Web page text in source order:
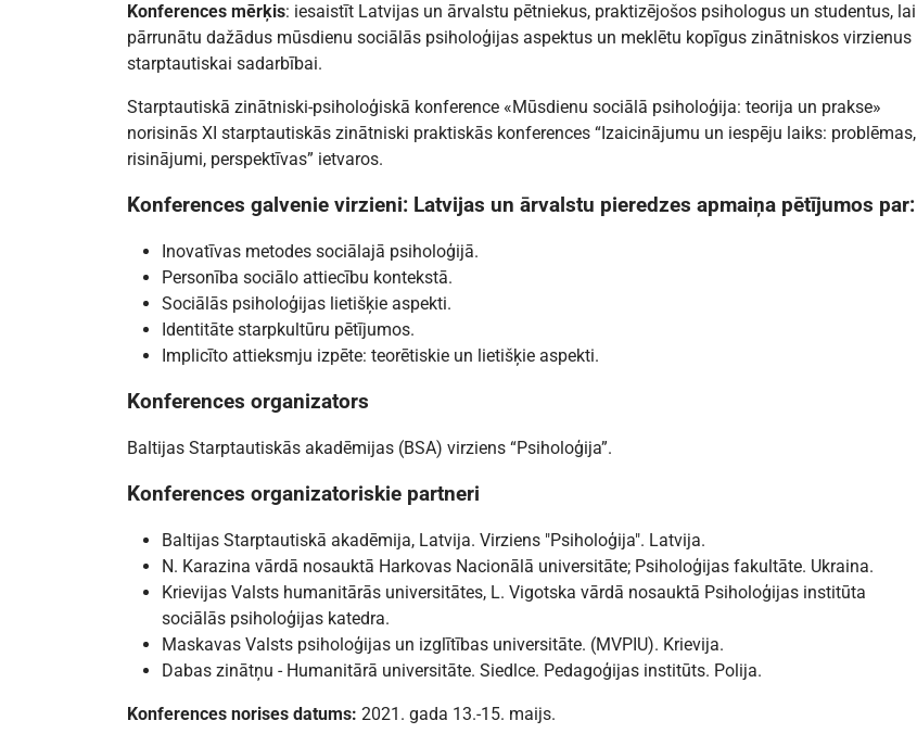
Konferences mērķis: iesaistīt Latvijas un ārvalstu pētniekus, praktizējošos psihologus un studentus, lai
pārrunātu dažādus mūsdienu sociālās psiholoģijas aspektus un meklētu kopīgus zinātniskos virzienus
starptautiskai sadarbībai.
Starptautiskā zinātniski-psiholoģiskā konference «Mūsdienu sociālā psiholoģija: teorija un prakse»
norisinās XI starptautiskās zinātniski praktiskās konferences “Izaicinājumu un iespēju laiks: problēmas,
risinājumi, perspektīvas” ietvaros.
Konferences galvenie virzieni: Latvijas un ārvalstu pieredzes apmaiņa pētījumos par:
Inovatīvas metodes sociālajā psiholoģijā.
Personība sociālo attiecību kontekstā.
Sociālās psiholoģijas lietišķie aspekti.
Identitāte starpkultūru pētījumos.
Implicīto attieksmju izpēte: teorētiskie un lietišķie aspekti.
Konferences organizators
Baltijas Starptautiskās akadēmijas (BSA) virziens “Psiholoģija”.
Konferences organizatoriskie partneri
Baltijas Starptautiskā akadēmija, Latvija. Virziens "Psiholoģija". Latvija.
N. Karazina vārdā nosauktā Harkovas Nacionālā universitāte; Psiholoģijas fakultāte. Ukraina.
Krievijas Valsts humanitārās universitātes, L. Vigotska vārdā nosauktā Psiholoģijas institūta
sociālās psiholoģijas katedra.
Maskavas Valsts psiholoģijas un izglītības universitāte. (MVPIU). Krievija.
Dabas zinātņu - Humanitārā universitāte. Siedlce. Pedagoģijas institūts. Polija.
Konferences norises datums: 2021. gada 13.-15. maijs.